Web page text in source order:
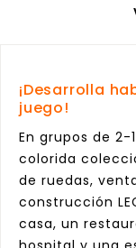
¡Desarrolla
juego!
En grupos de 2-
colorida
de ruedas,
construcción
casa, un